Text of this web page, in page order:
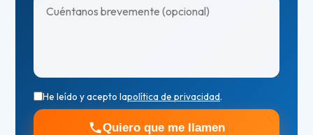
He leído y acepto lapolítica de privacidad.
Quiero que me llamen